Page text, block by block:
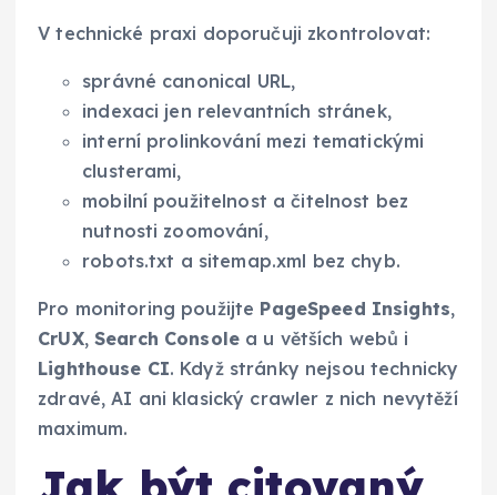
V technické praxi doporučuji zkontrolovat:
správné canonical URL,
indexaci jen relevantních stránek,
interní prolinkování mezi tematickými
clusterami,
mobilní použitelnost a čitelnost bez
nutnosti zoomování,
robots.txt a sitemap.xml bez chyb.
Pro monitoring použijte PageSpeed Insights,
CrUX, Search Consolea u větších webů i
Lighthouse CI. Když stránky nejsou technicky
zdravé, AI ani klasický crawler z nich nevytěží
maximum.